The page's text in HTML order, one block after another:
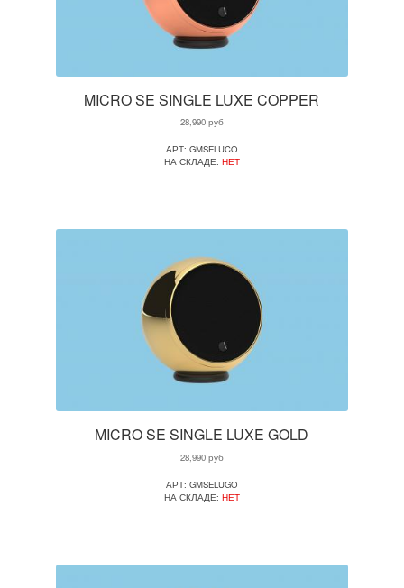
MICRO SE SINGLE LUXE COPPER
28,990руб
АРТ: GMSELUCO
НА СКЛАДЕ: НЕТ
MICRO SE SINGLE LUXE GOLD
28,990руб
АРТ: GMSELUGO
НА СКЛАДЕ: НЕТ